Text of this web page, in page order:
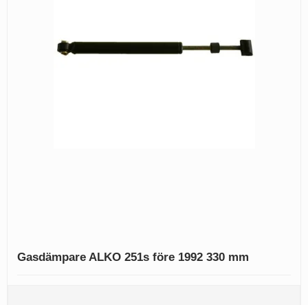
Gasdämpare ALKO 251s före 1992 330 mm